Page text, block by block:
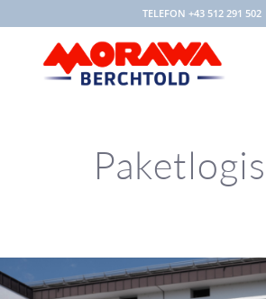
TELEFON +43 512 291 502